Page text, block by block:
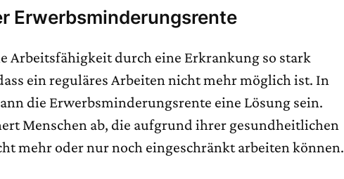
Erwerbsminderungsrente
Arbeitsfähigkeit durch eine Erkrankung so stark
ein reguläres Arbeiten nicht mehr möglich ist. In
die Erwerbsminderungsrente eine Lösung sein.
Menschen ab, die aufgrund ihrer gesundheitlichen
mehr oder nur noch eingeschränkt arbeiten können.